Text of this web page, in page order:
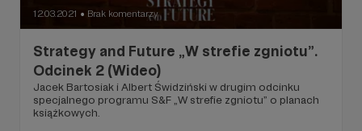
12.03.2021 ● Brak komentarzy
Strategy and Future „W strefie zgniotu”.
Odcinek 2 (Wideo)
Jacek Bartosiak i Albert Świdziński w drugim odcinku
specjalnego programu S&F „W strefie zgniotu” o planach
książkowych.